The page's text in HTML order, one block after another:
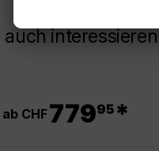
auch interessieren
ab CHF77995 *